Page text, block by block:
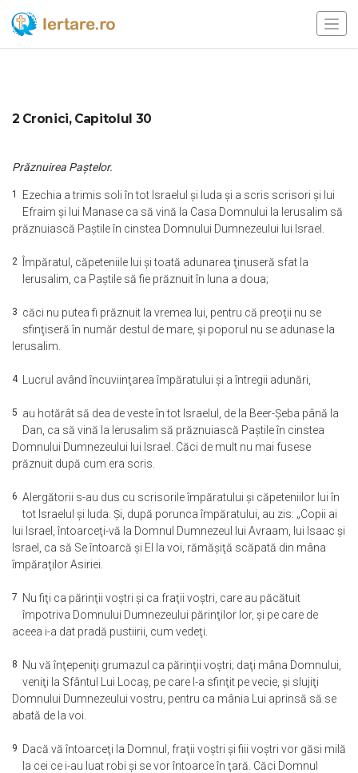
2 Cronici, Capitolul 30
Prăznuirea Paştelor.
1 Ezechia a trimis soli în tot Israelul şi Iuda şi a scris scrisori şi lui
Efraim şi lui Manase ca să vină la Casa Domnului la Ierusalim să
prăznuiască Paştile în cinstea Domnului Dumnezeului lui Israel.
2
Împăratul, căpeteniile lui şi toată adunarea ţinuseră sfat la
Ierusalim, ca Paştile să fie prăznuit în luna a doua;
3 căci nu putea fi prăznuit la vremea lui, pentru că preoţii nu se
sfinţiseră în număr destul de mare, şi poporul nu se adunase la
Ierusalim.
4 Lucrul având încuviinţarea împăratului şi a întregii adunări,
5 au hotărât să dea de veste în tot Israelul, de la Beer-Şeba până la
Dan, ca să vină la Ierusalim să prăznuiască Paştile în cinstea
Domnului Dumnezeului lui Israel. Căci de mult nu mai fusese
prăznuit după cum era scris.
6 Alergătorii s-au dus cu scrisorile împăratului şi căpeteniilor lui în
tot Israelul şi Iuda. Şi, după porunca împăratului, au zis: „Copii ai
lui Israel, întoarceţi-vă la Domnul Dumnezeul lui Avraam, lui Isaac şi
Israel, ca să Se întoarcă şi El la voi, rămăşiţă scăpată din mâna
împăraţilor Asiriei.
7
Nu fiţi ca părinţii voştri şi ca fraţii voştri, care au păcătuit
împotriva Domnului Dumnezeului părinţilor lor, şi pe care de
aceea i-a dat pradă pustiirii, cum vedeţi.
8
Nu vă înţepeniţi grumazul ca părinţii voştri; daţi mâna Domnului,
veniţi la Sfântul Lui Locaş, pe care l-a sfinţit pe vecie, şi slujiţi
Domnului Dumnezeului vostru, pentru ca mânia Lui aprinsă să se
abată de la voi.
9 Dacă vă întoarceţi la Domnul, fraţii voştri şi fiii voştri vor găsi milă
la cei ce i-au luat robi şi se vor întoarce în ţară. Căci Domnul